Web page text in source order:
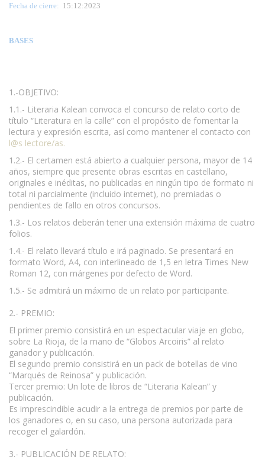
Fecha de cierre: 15:12:2023
BASES
1.-OBJETIVO:
1.1.- Literaria Kalean convoca el concurso de relato corto de
título “Literatura en la calle” con el propósito de fomentar la
lectura y expresión escrita, así como mantener el contacto con
l@s lectore/as.
1.2.- El certamen está abierto a cualquier persona, mayor de 14
años, siempre que presente obras escritas en castellano,
originales e inéditas, no publicadas en ningún tipo de formato ni
total ni parcialmente (incluido internet), no premiadas o
pendientes de fallo en otros concursos.
1.3.- Los relatos deberán tener una extensión máxima de cuatro
folios.
1.4.- El relato llevará título e irá paginado. Se presentará en
formato Word, A4, con interlineado de 1,5 en letra Times New
Roman 12, con márgenes por defecto de Word.
1.5.- Se admitirá un máximo de un relato por participante.
2.- PREMIO:
El primer premio consistirá en un espectacular viaje en globo,
sobre La Rioja, de la mano de “Globos Arcoiris” al relato
ganador y publicación.
El segundo premio consistirá en un pack de botellas de vino
“Marqués de Reinosa” y publicación.
Tercer premio: Un lote de libros de “Literaria Kalean” y
publicación.
Es imprescindible acudir a la entrega de premios por parte de
los ganadores o, en su caso, una persona autorizada para
recoger el galardón.
3.- PUBLICACIÓN DE RELATO: